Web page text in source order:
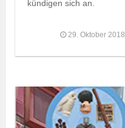
kündigen sich an.
29. Oktober 2018